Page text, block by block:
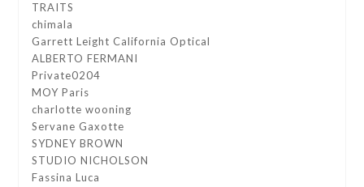
TRAITS
chimala
Garrett Leight California Optical
ALBERTO FERMANI
Private0204
MOY Paris
charlotte wooning
Servane Gaxotte
SYDNEY BROWN
STUDIO NICHOLSON
Fassina Luca